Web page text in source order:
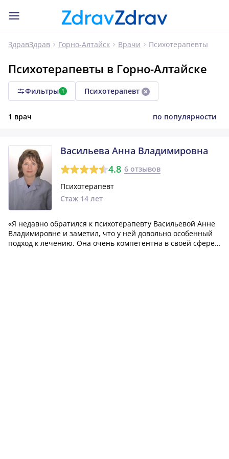
ЗдравЗдрав Горно-Алтайск Врачи Психотерапевты
Психотерапевты в Горно-Алтайске
Фильтры 1 Психотерапевт
1 врач по популярности
Васильева Анна Владимировна
4.8 6 отзывов
Психотерапевт
Стаж 14 лет
«Я недавно обратился к психотерапевту Васильевой Анне
Владимировне и заметил, что у ней довольно особенный
подход к лечению. Она очень компетентна в своей сфере